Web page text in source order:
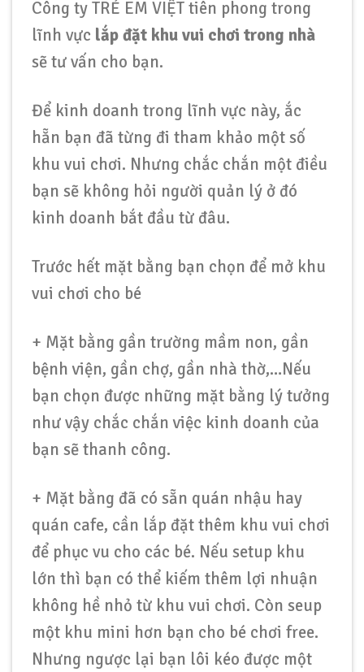
Công ty TRẺ EM VIỆT tiên phong trong
lĩnh vực lắp đặt khu vui chơi trong nhà
sẽ tư vấn cho bạn.
Để kinh doanh trong lĩnh vực này, ắc
hẵn bạn đã từng đi tham khảo một số
khu vui chơi. Nhưng chắc chắn một điều
bạn sẽ không hỏi người quản lý ở đó
kinh doanh bắt đầu từ đâu.
Trước hết mặt bằng bạn chọn để mở khu
vui chơi cho bé
+ Mặt bằng gần trường mầm non, gần
bệnh viện, gần chợ, gần nhà thờ,…Nếu
bạn chọn được những mặt bằng lý tưởng
như vậy chắc chắn việc kinh doanh của
bạn sẽ thanh công.
+ Mặt bằng đã có sẵn quán nhậu hay
quán cafe, cần lắp đặt thêm khu vui chơi
để phục vu cho các bé. Nếu setup khu
lớn thì bạn có thể kiếm thêm lợi nhuận
không hề nhỏ từ khu vui chơi. Còn seup
một khu mini hơn bạn cho bé chơi free.
Nhưng ngược lại bạn lôi kéo được một